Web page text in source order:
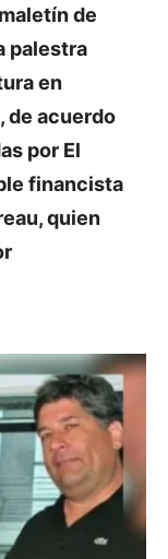
de
palestra
en
de acuerdo
por El
financista
quien